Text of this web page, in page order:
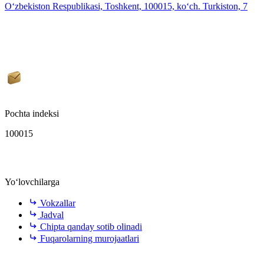
O‘zbekiston Respublikasi, Toshkent, 100015, ko‘ch. Turkiston, 7
Pochta indeksi
100015
Yo‘lovchilarga
Vokzallar
Jadval
Chipta qanday sotib olinadi
Fuqarolarning murojaatlari